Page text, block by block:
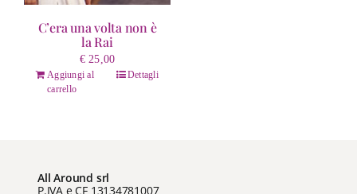
C’era una volta non è
la Rai
€25,00
Aggiungi al
carrello
Dettagli
All Around srl
P.IVA e CF 13134781007